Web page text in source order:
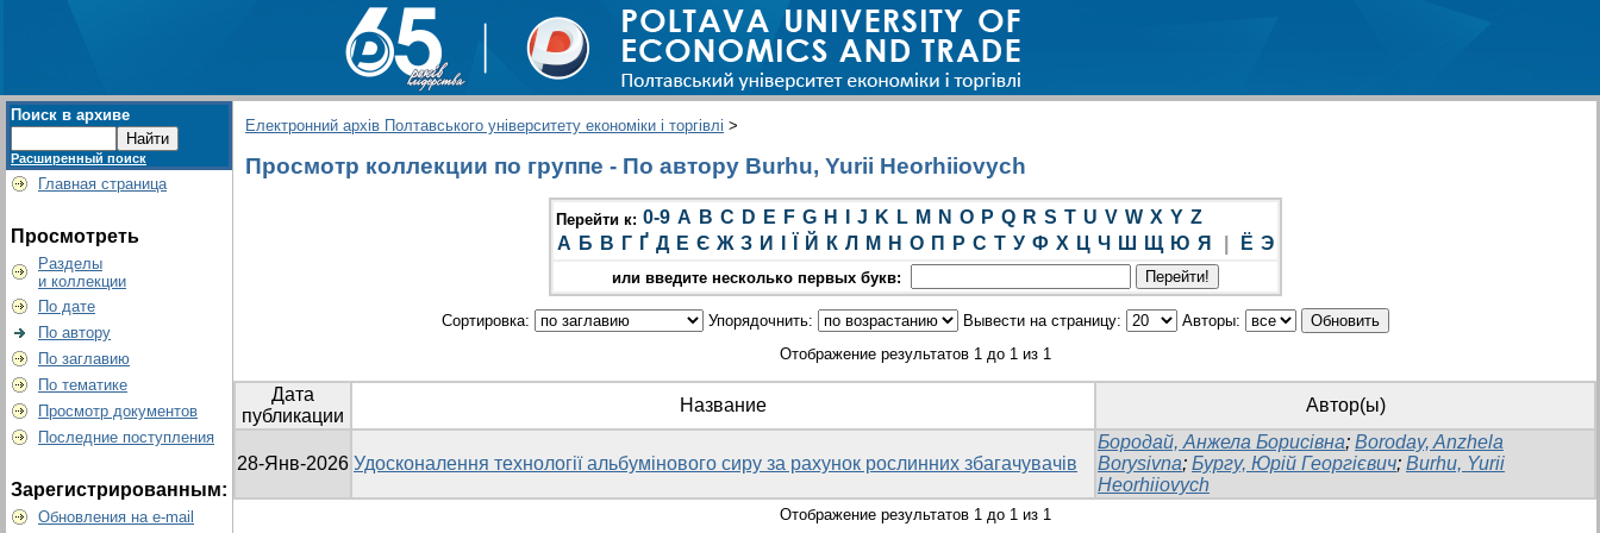
Поиск в архиве
Расширенный поиск
Главная страница
Просмотреть
Разделы
и коллекции
По дате
По автору
По заглавию
По тематике
Просмотр документов
Последние поступления
Зарегистрированным:
Обновления на e-mail
Електронний архів Полтавського університету економіки і торгівлі >
Просмотр коллекции по группе - По автору Burhu, Yurii Heorhiiovych
Перейти к: 0-9 A B C D E F G H J K L M N O P Q R S T U V W X Y Z
А Б В Г Ґ Д Е Є Ж З И Й К Л М Н О П Р С Т У Ф Х Ц Ч Ш Щ Ю Я Ё Э
или введите несколько первых букв:
Сортировка: Упорядочнить: Вывести на страницу:
Авторы:
Отображение результатов 1 до 1 из 1
Дата
публикации
Название Автор(ы)
28-Янв-2026 Удосконалення технології альбумінового сиру за рахунок рослинних збагачувачів
Бородай, Анжела Борисівна; Boroday, Anzhela
Borysivna; Бургу, Юрій Георгієвич; Burhu, Yurii
Heorhiiovych
Отображение результатов 1 до 1 из 1